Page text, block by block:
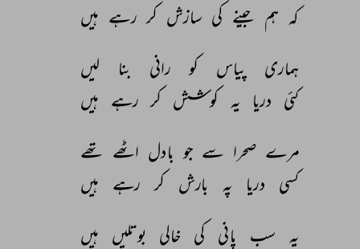
کہ ہم جینے کی سازش کر رہے ہیں
ہماری پیاس کو رانی بنا
لیں
کئی دریا یہ کوشش کر رہے ہیں
مرے صحرا سے جو بادل اٹھے تھے
کسی
دریا پہ بارش کر رہے ہیں
یہ سب پانی کی خالی بوتلیں ہیں